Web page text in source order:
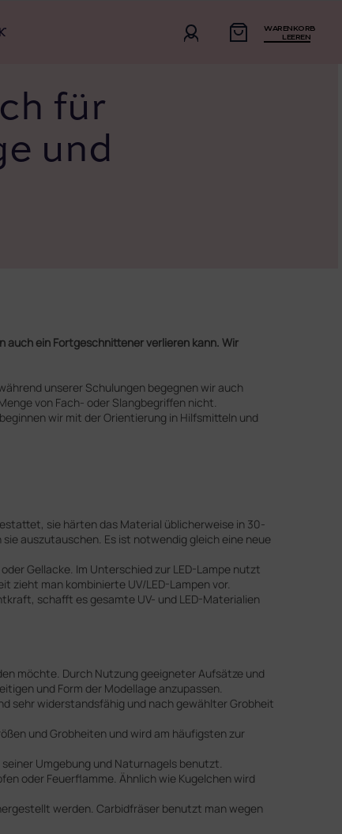
WARENKORB
LEEREN
für
und
auch ein Fortgeschnittener verlieren kann. Wir
unserer Schulungen begegnen wir auch
von Fach- oder Slangbegriffen nicht.
wir mit der Orientierung in Hilfsmitteln und
sie härten das Material üblicherweise in 30-
auszutauschen. Es ist notwendig gleich eine neue
Gellacke. Im Unterschied zur LED-Lampe nutzt
zieht man kombinierte UV/LED-Lampen vor.
schafft es gesamte UV- und LED-Materialien
möchte. Durch Nutzung geeigneter Aufsätze und
und Form der Modellage anzupassen.
sehr widerstandsfähig und nach gewählter Grobheit
und Grobheiten und wird am häufigsten zur
Umgebung und Naturnagels benutzt.
oder Feuerflamme. Ähnlich wie Kugelchen wird
werden. Carbidfräser benutzt man wegen